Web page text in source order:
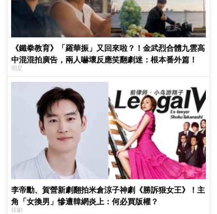
《鐵拳教育》「羅華振」又回來啦？！金武烈合體九雲高
中混混拍廣告，兩人嚇壞反應笑翻劇迷：根本番外篇！
明星
李帝勳、賀營新劇翻拍米倉涼子神劇《勝訴狠女王》！主
角「女換男」慘遭韓網炎上：何必買版權？
韓劇